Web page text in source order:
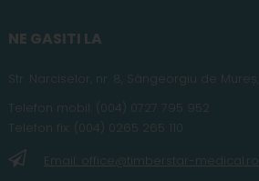
NE GASITI LA
Str. Narciselor, nr. 8, Sângeorgiu de Mureș
Telefon mobil (004) 0727 795 952
Telefon fix: (004) 0265 265 110
Email: office@timberstar-medical.ro